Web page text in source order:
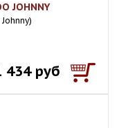
JOHNNY
434 руб